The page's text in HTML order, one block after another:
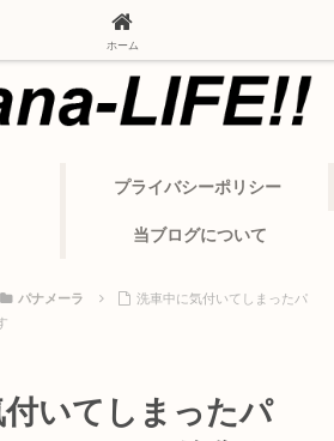
ナメーラから変わったカーライフ
プライバシーポリシー
当ブログについて
パナメーラ
洗車中に気付いてしまったパ
いてしまったパ
ホーム